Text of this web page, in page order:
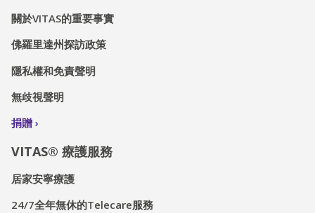
關於VITAS的重要事實
佛羅里達州探訪政策
隱私權和免責聲明
無歧視聲明
捐贈
VITAS® 療護服務
居家安寧療護
24/7全年無休的Telecare服務